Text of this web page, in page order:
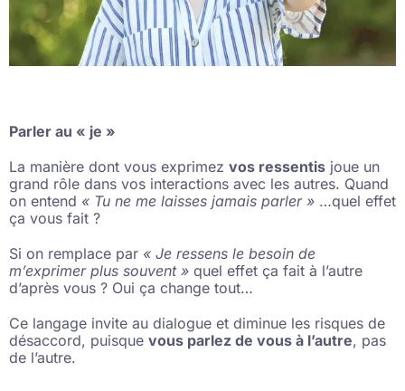
Parler au « je »
La manière dont vous exprimez vos ressentis joue un
grand rôle dans vos interactions avec les autres. Quand
on entend « Tu ne me laisses jamais parler » …quel effet
ça vous fait ?
Si on remplace par « Je ressens le besoin de
m’exprimer plus souvent » quel effet ça fait à l’autre
d’après vous ? Oui ça change tout…
Ce langage invite au dialogue et diminue les risques de
désaccord, puisque vous parlez de vous à l’autre, pas
de l’autre.